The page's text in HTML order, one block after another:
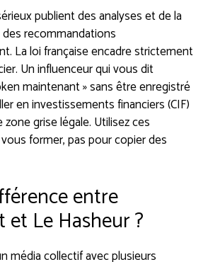
publient des analyses et de la
recommandations
La loi française encadre strictement
Un influenceur qui vous dit
maintenant » sans être enregistré
en investissements financiers (CIF)
grise légale. Utilisez ces
former, pas pour copier des
entre
et Le Hasheur ?
média collectif avec plusieurs